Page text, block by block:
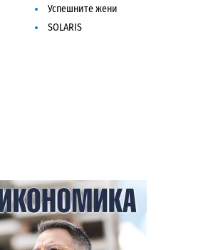
Успешните жени
SOLARIS